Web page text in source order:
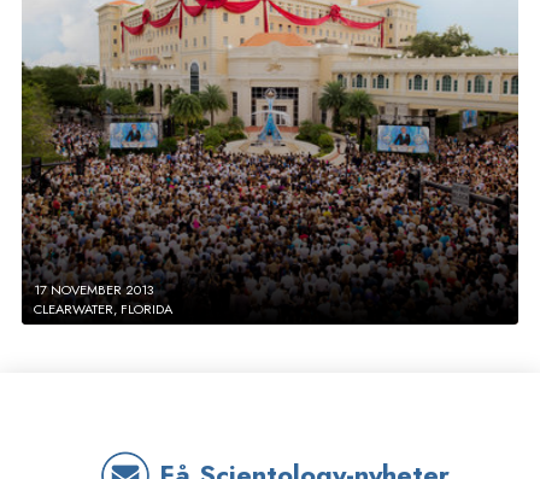
17 NOVEMBER 2013
CLEARWATER, FLORIDA